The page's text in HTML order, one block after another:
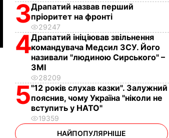
3Драпатий назвав перший
пріоритет на фронті
29247
4Драпатий ініціював звільнення
командувача Медсил ЗСУ. Його
називали "людиною Сирського" –
ЗМІ
28209
5"12 років слухав казки". Залужний
пояснив, чому Україна "ніколи не
вступить у НАТО"
19359
НАЙПОПУЛЯРНІШЕ